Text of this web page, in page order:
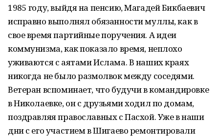
1985 году, выйдя на пенсию, Магадей Бикбаевич
исправно выполнял обязанности муллы, как в
свое время партийные поручения. А идеи
коммунизма, как показало время, неплохо
уживаются с аятами Ислама. В наших краях
никогда не было размолвок между соседями.
Ветеран вспоминает, что будучи в командировке
в Николаевке, он с друзьями ходил по домам,
поздравляя православных с Пасхой. Уже в наши
дни с его участием в Шигаево ремонтировали